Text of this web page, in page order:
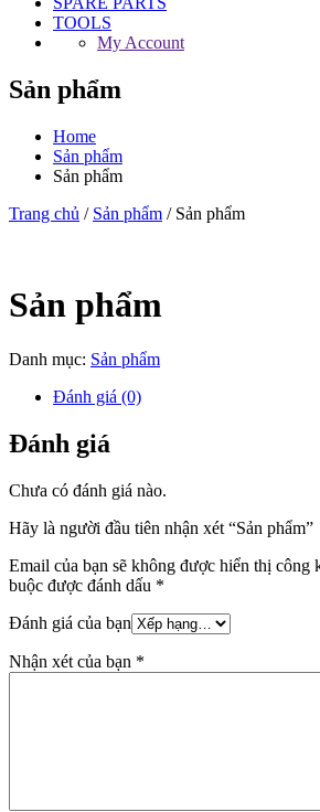
TOOLS
My Account
Sản phẩm
Home
Sản phẩm
Sản phẩm
Trang chủ / Sản phẩm / Sản phẩm
Sản phẩm
Danh mục: Sản phẩm
Đánh giá (0)
Đánh giá
Chưa có đánh giá nào.
Hãy là người đầu tiên nhận xét “Sản phẩm”
Email của bạn sẽ không được hiển thị công
buộc được đánh dấu *
Đánh giá của bạn
Nhận xét của bạn *